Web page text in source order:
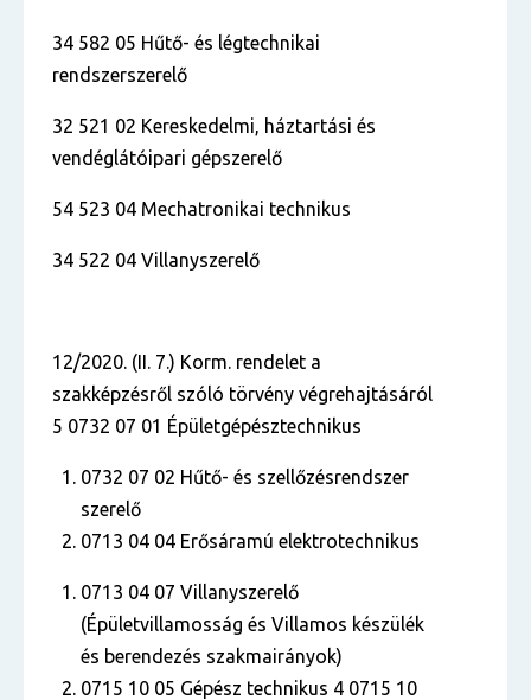
34 582 05 Hűtő- és légtechnikai
rendszerszerelő
32 521 02 Kereskedelmi, háztartási és
vendéglátóipari gépszerelő
54 523 04 Mechatronikai technikus
34 522 04 Villanyszerelő
12/2020. (II. 7.) Korm. rendelet a
szakképzésről szóló törvény végrehajtásáról
5 0732 07 01 Épületgépésztechnikus
0732 07 02 Hűtő- és szellőzésrendszer
szerelő
0713 04 04 Erősáramú elektrotechnikus
0713 04 07 Villanyszerelő
(Épületvillamosság és Villamos készülék
és berendezés szakmairányok)
0715 10 05 Gépész technikus 4 0715 10